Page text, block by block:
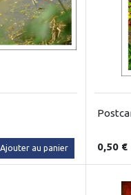
Ajouter au panier 0,50 €